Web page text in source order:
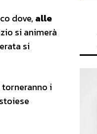
dove, alle
si animerà
si
torneranno i